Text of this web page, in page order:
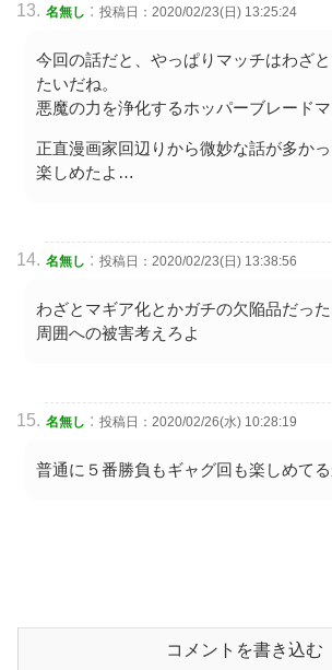
名無し : 投稿日：2020/02/23(日) 13:25:24
今回の話だと、やっぱりマッチはわざ
たいだね。
悪魔の力を浄化するホッパーブレードマ
正直漫画家回辺りから微妙な話が多か
楽しめたよ…
名無し : 投稿日：2020/02/23(日) 13:38:56
わざとマギア化とかガチの欠陥品だっ
周囲への被害考えろよ
名無し : 投稿日：2020/02/26(水) 10:28:19
普通に５番勝負もギャグ回も楽しめて
コメントを書き込む